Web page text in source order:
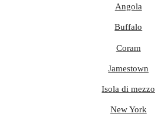
Angola
Buffalo
Coram
Jamestown
Isola di mezzo
New York